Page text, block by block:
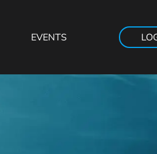
EVENTS